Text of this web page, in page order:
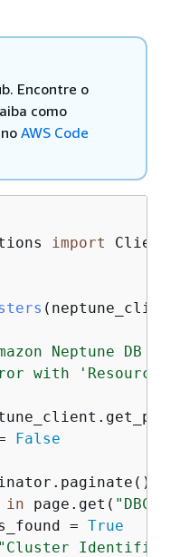
Encontre o
como
AWS Code
import
( neptune_client
Neptune DB
with
False
in page.get(
=
True